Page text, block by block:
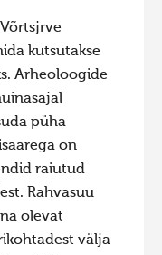
kutsutakse
Arheoloogide
püha
on
raiutud
Rahvasuu
olevat
välja